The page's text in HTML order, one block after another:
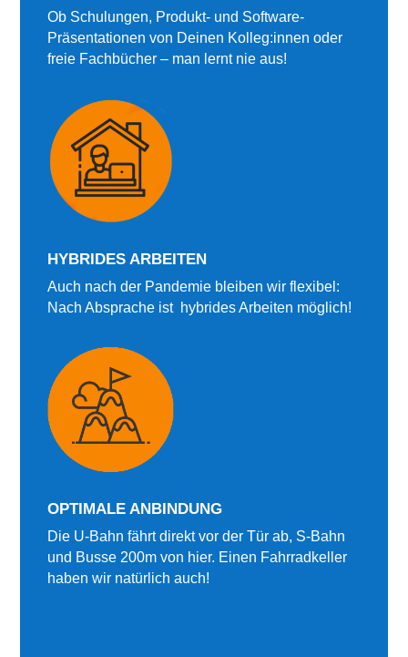
Ob Schulungen, Produkt- und Software-
Präsentationen von Deinen Kolleg:innen oder
freie Fachbücher – man lernt nie aus!
HYBRIDES ARBEITEN
Auch nach der Pandemie bleiben wir flexibel:
Nach Absprache ist hybrides Arbeiten möglich!
OPTIMALE ANBINDUNG
Die U-Bahn fährt direkt vor der Tür ab, S-Bahn
und Busse 200m von hier. Einen Fahrradkeller
haben wir natürlich auch!